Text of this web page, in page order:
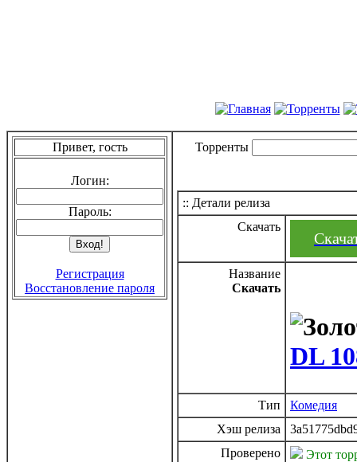
Привет, гость
Логин:
Пароль:
Регистрация
Восстановление пароля
Торренты
:: Детали релиза
Скачать
Название
Скачать
DL
Тип
Комедия
Хэш релиза
Проверено
Этот